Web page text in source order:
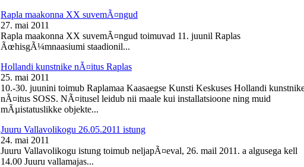
Rapla maakonna XX suvemÃ¤ngud
27. mai 2011
Rapla maakonna XX suvemÃ¤ngud toimuvad 11. juunil Raplas
ÃœhisgÃ¼mnaasiumi staadionil...
Hollandi kunstnike nÃ¤itus Raplas
25. mai 2011
10.-30. juunini toimub Raplamaa Kaasaegse Kunsti Keskuses Hollandi
nÃ¤itus SOSS. NÃ¤itusel leidub nii maale kui installatsioone ning muid
mÃµistatuslikke objekte...
Juuru Vallavolikogu 26.05.2011 istung
24. mai 2011
Juuru Vallavolikogu istung toimub neljapÃ¤eval, 26. mail 2011. a algusega kell
14.00 Juuru vallamajas...